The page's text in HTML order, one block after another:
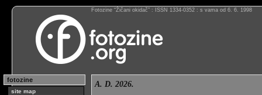
Fotozine “Žičani okidač” : ISSN 1334-0352 : s vama od 6. 6. 1998
fotozine
site map
A. D. 2026.